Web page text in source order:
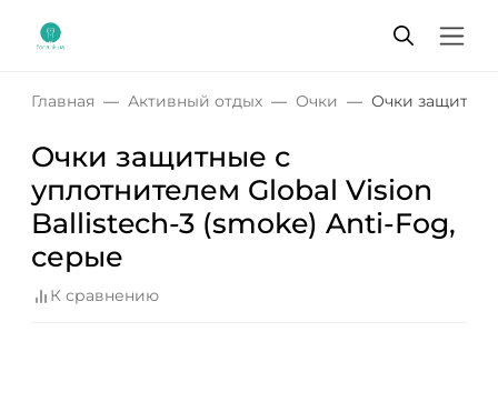
Главная Активный отдых Очки Очки
Очки защитные с
уплотнителем Global Vision
Ballistech-3 (smoke) Anti-Fog,
серые
К сравнению